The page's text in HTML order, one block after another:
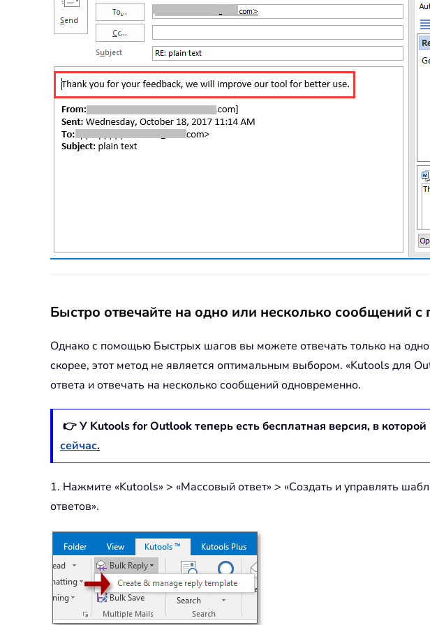
Быстро отвечайте на одно или несколько
Однако с помощью Быстрых шагов вы можете отвечать только на
скорее, этот метод не является оптимальным выбором. «Kutools для
ответа и отвечать на несколько сообщений одновременно.
👉 У Kutools for Outlook теперь есть бесплатная версия, в которой
сейчас.
1. Нажмите «Kutools» > «Массовый ответ» > «Создать и управлять
ответов».